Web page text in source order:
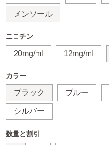
メンソール
ニコチン
20mg/ml 12mg/ml
カラー
ブラック ブルー
シルバー
数量と割引